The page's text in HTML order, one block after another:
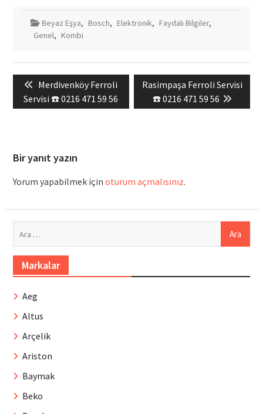
Beyaz Eşya, Bosch, Elektronik, Faydalı Bilgiler,
Genel, Kombi
Yazı
gezinmesi
Previous
post:
Merdivenköy Ferroli
Servisi ☎️ 0216 471 59 56
Next
post:
Rasimpaşa Ferroli Servisi
☎️ 0216 471 59 56
Bir yanıt yazın
Yorum yapabilmek için oturum açmalısınız.
Markalar
Aeg
Altus
Arçelik
Ariston
Baymak
Beko